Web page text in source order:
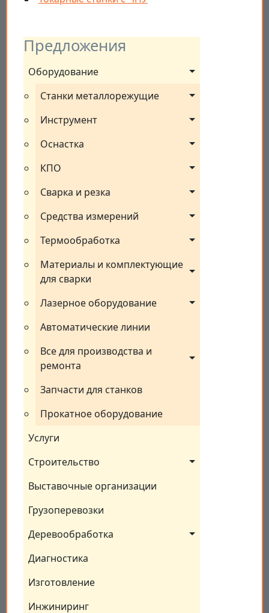
Предложения
Оборудование
Станки металлорежущие
Инструмент
Оснастка
КПО
Сварка и резка
Средства измерений
Термообработка
Материалы и комплектующие
для сварки
Лазерное оборудование
Автоматические линии
Все для производства и
ремонта
Запчасти для станков
Прокатное оборудование
Услуги
Строительство
Выставочные организации
Грузоперевозки
Деревообработка
Диагностика
Изготовление
Инжиниринг